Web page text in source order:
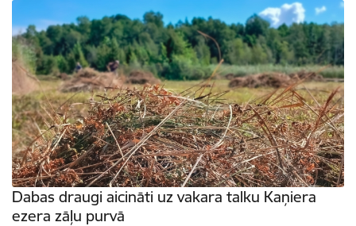
Dabas draugi aicināti uz vakara talku Kaņiera
ezera zāļu purvā